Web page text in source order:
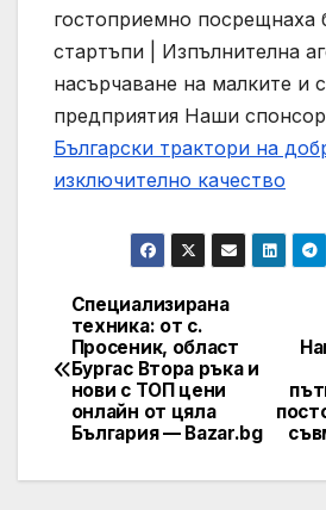
гостоприемно посрещнаха
стартъпи | Изпълнителна
насърчаване на малките и
предприятия Наши
Български трактори на
изключително качество
Post
navigation
Специализирана
техника: от с.
Просеник, област
Бургас Втора ръка и
нови с ТОП цени
онлайн от цяла
България — Bazar.bg